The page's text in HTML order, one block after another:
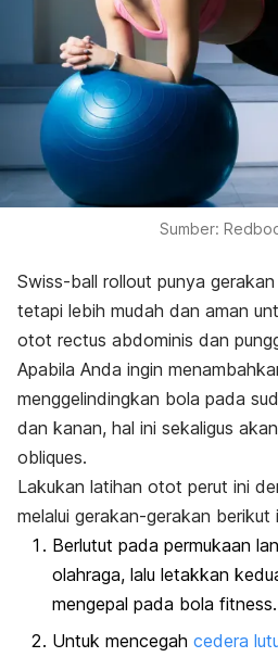
Sumber:
Swiss-ball rollout punya
tetapi lebih mudah dan aman
otot rectus abdominis dan
Apabila Anda ingin
menggelindingkan bola pada
dan kanan, hal ini sekaligus
obliques.
Lakukan latihan otot perut ini
melalui gerakan-gerakan berikut
Berlutut pada permukaan
olahraga, lalu letakkan
mengepal pada bola fitness.
Untuk mencegah cedera